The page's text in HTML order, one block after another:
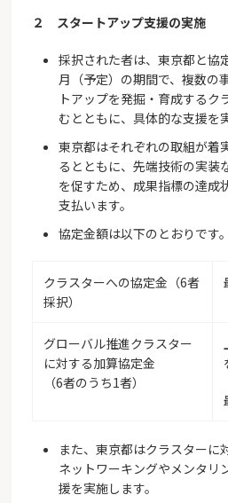
２ スタートアップ支援の実施
採択された者は、東京都と協
月（予定）の期間で、複数の
トアップを発掘・育成するク
むとともに、具体的な支援を
東京都はそれぞれの取組が着
るとともに、先端技術の実装
を促すため、成果指標の達成
支払います。
協定金額は以下のとおりです。
クラスターへの協定金（6者
採択）
グローバル推進クラスター
に対する加算協定金
（6者のうち1者）
また、東京都はクラスターに
ネットワーキングやメンタリ
援を実施します。